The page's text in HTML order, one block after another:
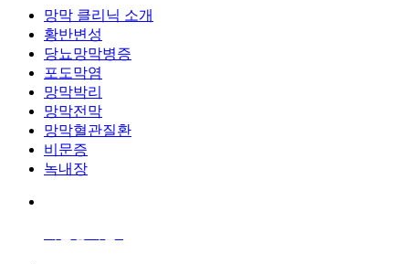
망막 클리닉 소개
황반변성
당뇨망막병증
포도막염
망막박리
망막전막
망막혈관질환
비문증
녹내장